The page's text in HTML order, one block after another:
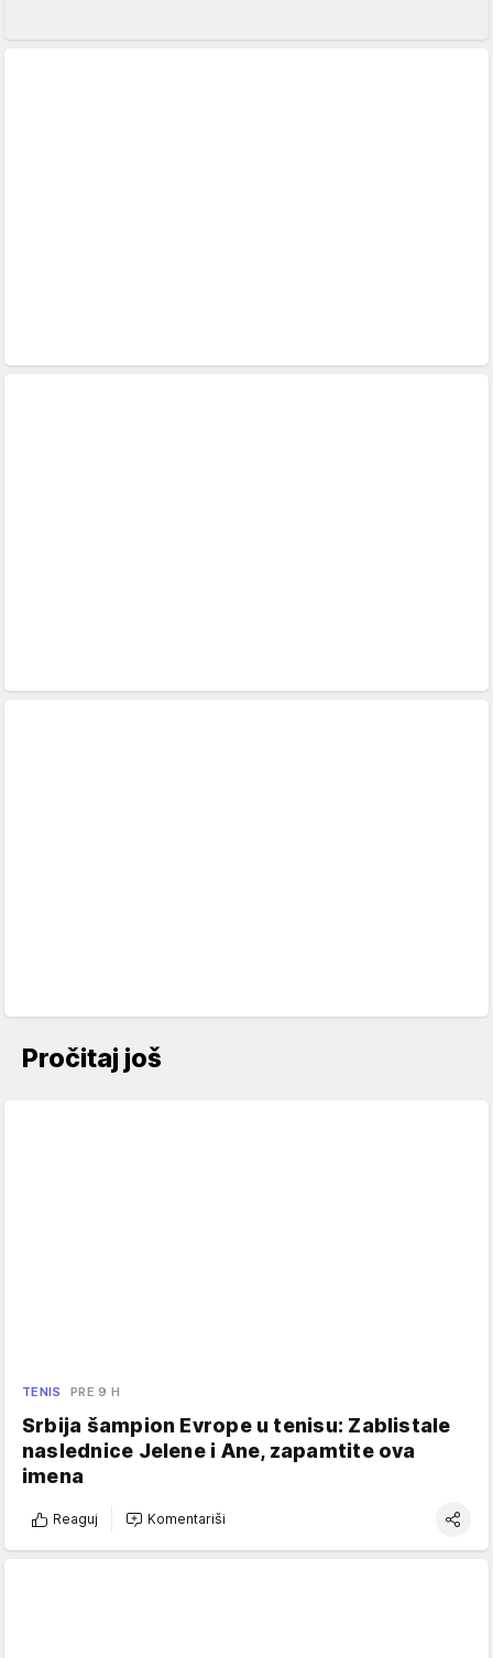
Pročitaj još
TENIS PRE 9 H
Srbija šampion Evrope u tenisu: Zablistale
naslednice Jelene i Ane, zapamtite ova
imena
Reaguj Komentariši